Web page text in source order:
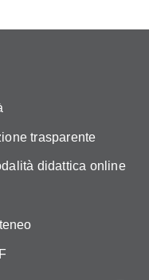
trasparente
didattica online